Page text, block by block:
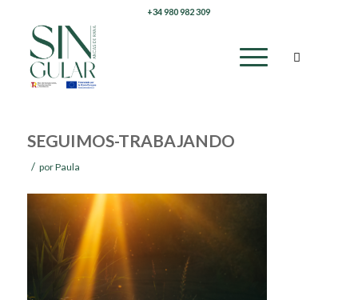
+34 980 982 309
SEGUIMOS-TRABAJANDO
/ porPaula